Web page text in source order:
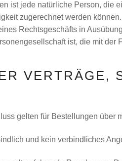
ist jede natürliche Person,
zugerechnet werden
Rechtsgeschäfts in
ist, die mit
VERTRÄGE,
gelten für Bestellungen über
und kein verbindliches